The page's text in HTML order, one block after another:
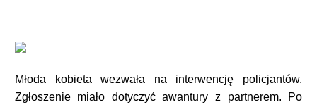
Młoda kobieta wezwała na interwencję policjantów.
Zgłoszenie miało dotyczyć awantury z partnerem. Po